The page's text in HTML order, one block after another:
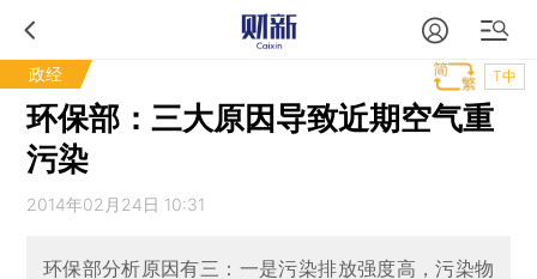
政经 T中
环保部：三大原因导致近期空气重
污染
2014年02月24日 10:31
环保部分析原因有三：一是污染排放强度高，污染物